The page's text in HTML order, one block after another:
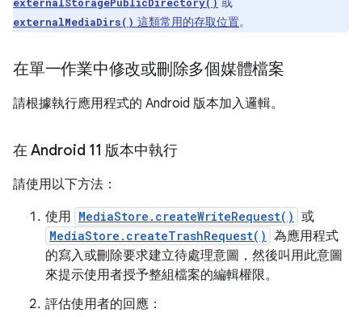
externalMediaDirs() 這類常用的存取位置。
在單一作業中修改或刪除多個媒體檔案
請根據執行應用程式的 Android 版本加入邏輯。
在 Android 11 版本中執行
請使用以下方法：
使用 MediaStore.createWriteRequest() 或
MediaStore.createTrashRequest() 為應用程式
的寫入或刪除要求建立待處理意圖，然後叫用此意圖
來提示使用者授予整組檔案的編輯權限。
評估使用者的回應：